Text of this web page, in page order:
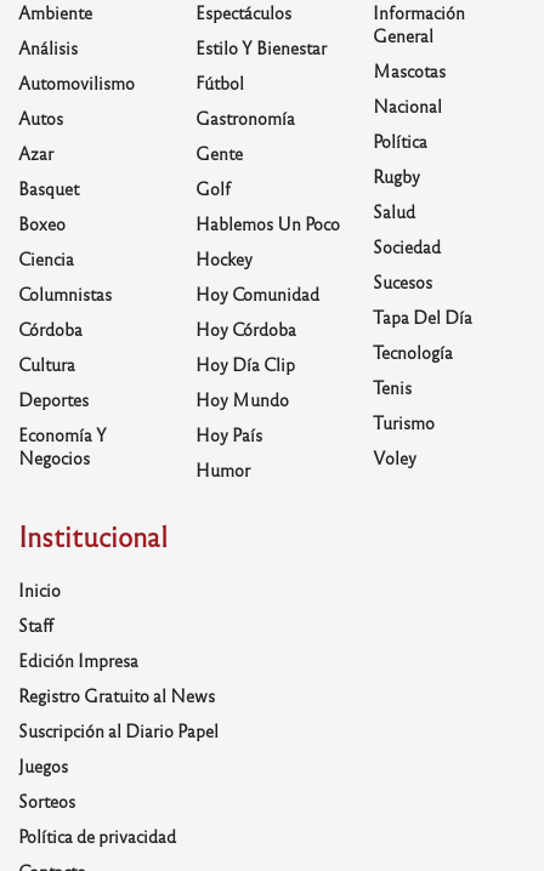
Ambiente
Análisis
Automovilismo
Autos
Azar
Basquet
Boxeo
Ciencia
Columnistas
Córdoba
Cultura
Deportes
Economía Y
Negocios
Espectáculos
Estilo Y Bienestar
Fútbol
Gastronomía
Gente
Golf
Hablemos Un Poco
Hockey
Hoy Comunidad
Hoy Córdoba
Hoy Día Clip
Hoy Mundo
Hoy País
Humor
Información
General
Mascotas
Nacional
Política
Rugby
Salud
Sociedad
Sucesos
Tapa Del Día
Tecnología
Tenis
Turismo
Voley
Institucional
Inicio
Staff
Edición Impresa
Registro Gratuito al News
Suscripción al Diario Papel
Juegos
Sorteos
Política de privacidad